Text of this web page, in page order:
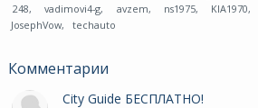
248, vadimovi4-g, avzem, ns1975, KIA1970,
JosephVow, techauto
Комментарии
City Guide БЕСПЛАТНО!